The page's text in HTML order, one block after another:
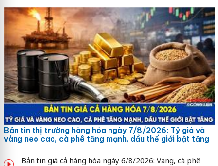
Bản tin thị trường hàng hóa ngày 7/8/2026: Tỷ giá và
vàng neo cao, cà phê tăng mạnh, dầu thế giới bật tăng
Bản tin giá cả hàng hóa ngày 6/8/2026: Vàng, cà phê